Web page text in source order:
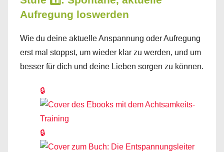
Aufregung loswerden
Wie du deine aktuelle Anspannung oder Aufregung
erst mal stoppst, um wieder klar zu werden, und um
besser für dich und deine Lieben sorgen zu können.
🔒
🔒